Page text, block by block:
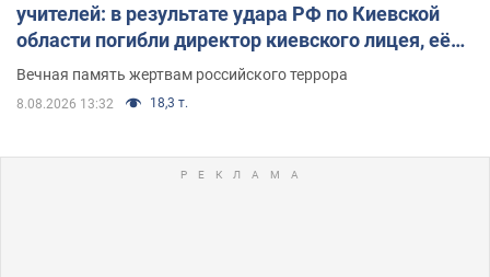
учителей: в результате удара РФ по Киевской
области погибли директор киевского лицея, её
муж и внук
Вечная память жертвам российского террора
8.08.2026 13:32 18,3 т.